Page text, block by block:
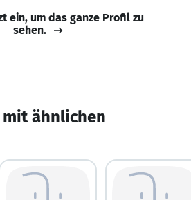
ein, um das ganze Profil zu
sehen.
ähnlichen